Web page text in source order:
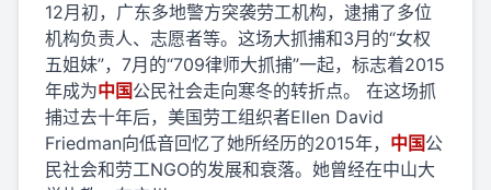
12月初，广东多地警方突袭劳工机构，逮捕了多位
机构负责人、志愿者等。这场大抓捕和3月的“女权
五姐妹”，7月的“709律师大抓捕”一起，标志着2015
年成为中国公民社会走向寒冬的转折点。 在这场抓
捕过去十年后，美国劳工组织者Ellen David
Friedman向低音回忆了她所经历的2015年， 中国公
民社会和劳工NGO的发展和衰落。她曾经在中山大